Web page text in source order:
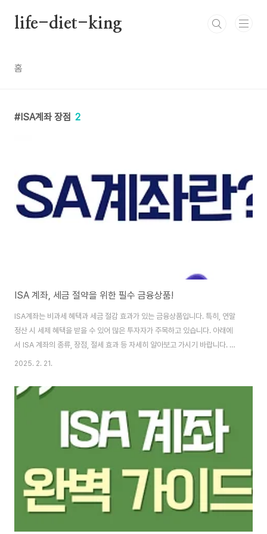
life-diet-king
홈
ISA계좌 장점 2
ISA 계좌, 세금 절약을 위한 필수 금융상품!
ISA계좌는 비과세 혜택과 세금 절감 효과가 있는 금융상품입니다. 특히, 연말
정산 시 세제 혜택을 받을 수 있어 많은 투자자가 주목하고 있습니다. 아래에
서 ISA 계좌의 종류, 장점, 절세 효과 등 자세히 알아보고 가시기 바랍니다. 목
차 ISA 계좌란?ISA 계좌 조건과 한도, 기간ISA 계좌의 장단점중계형 ISA 계좌
좌는 개인종합자산관리계좌로, 한 계좌에서 다양한 금융상품을 운용할 수 있는
절세 혜택이 있는 계좌입니다.예·적금, 펀드, 주식, ETF 등 다양한 상품을 하나
의 계좌에서 관리할 수 있으며, 투자 수익에 대한 비과세 및 분리과세 혜택을 제
공합니다. [ISA 계좌 조건과 한도, 기간]ISA계좌 가입 조건 근..
2025. 2. 21.